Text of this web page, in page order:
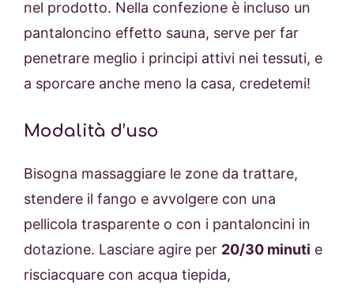
nel prodotto. Nella confezione è incluso un
pantaloncino effetto sauna, serve per far
penetrare meglio i principi attivi nei tessuti, e
a sporcare anche meno la casa, credetemi!
Modalità d’uso
Bisogna massaggiare le zone da trattare,
stendere il fango e avvolgere con una
pellicola trasparente o con i pantaloncini in
dotazione. Lasciare agire per 20/30 minuti e
risciacquare con acqua tiepida,